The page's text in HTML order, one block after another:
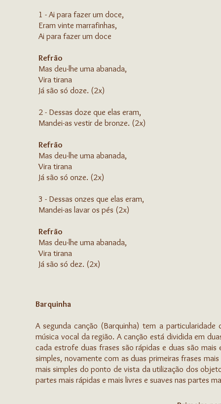
1 - Ai para fazer um doce,
Eram vinte marrafinhas,
Ai para fazer um doce
Refrão
Mas deu-lhe uma abanada,
Vira tirana
Já são só doze. (2x)
2 - Dessas doze que elas eram,
Mandei-as vestir de bronze. (2x)
Refrão
Mas deu-lhe uma abanada,
Vira tirana
Já são só onze. (2x)
3 - Dessas onzes que elas eram,
Mandei-as lavar os pés (2x)
Refrão
Mas deu-lhe uma abanada,
Vira tirana
Já são só dez. (2x)
Barquinha
A segunda canção (Barquinha) tem a
música vocal da região. A canção está dividida em
cada estrofe duas frases são rápidas e duas são
simples, novamente com as duas primeiras frases
mais simples do ponto de vista da utilização dos
partes mais rápidas e mais livres e suaves nas partes